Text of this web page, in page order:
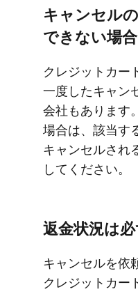
キャンセル
できない​場
クレジットカー
一度した​キャン
会社も​あります
場合は、​該当す
キャンセルされ
してください。
返金状況は​
キャンセルを​依
クレジットカー